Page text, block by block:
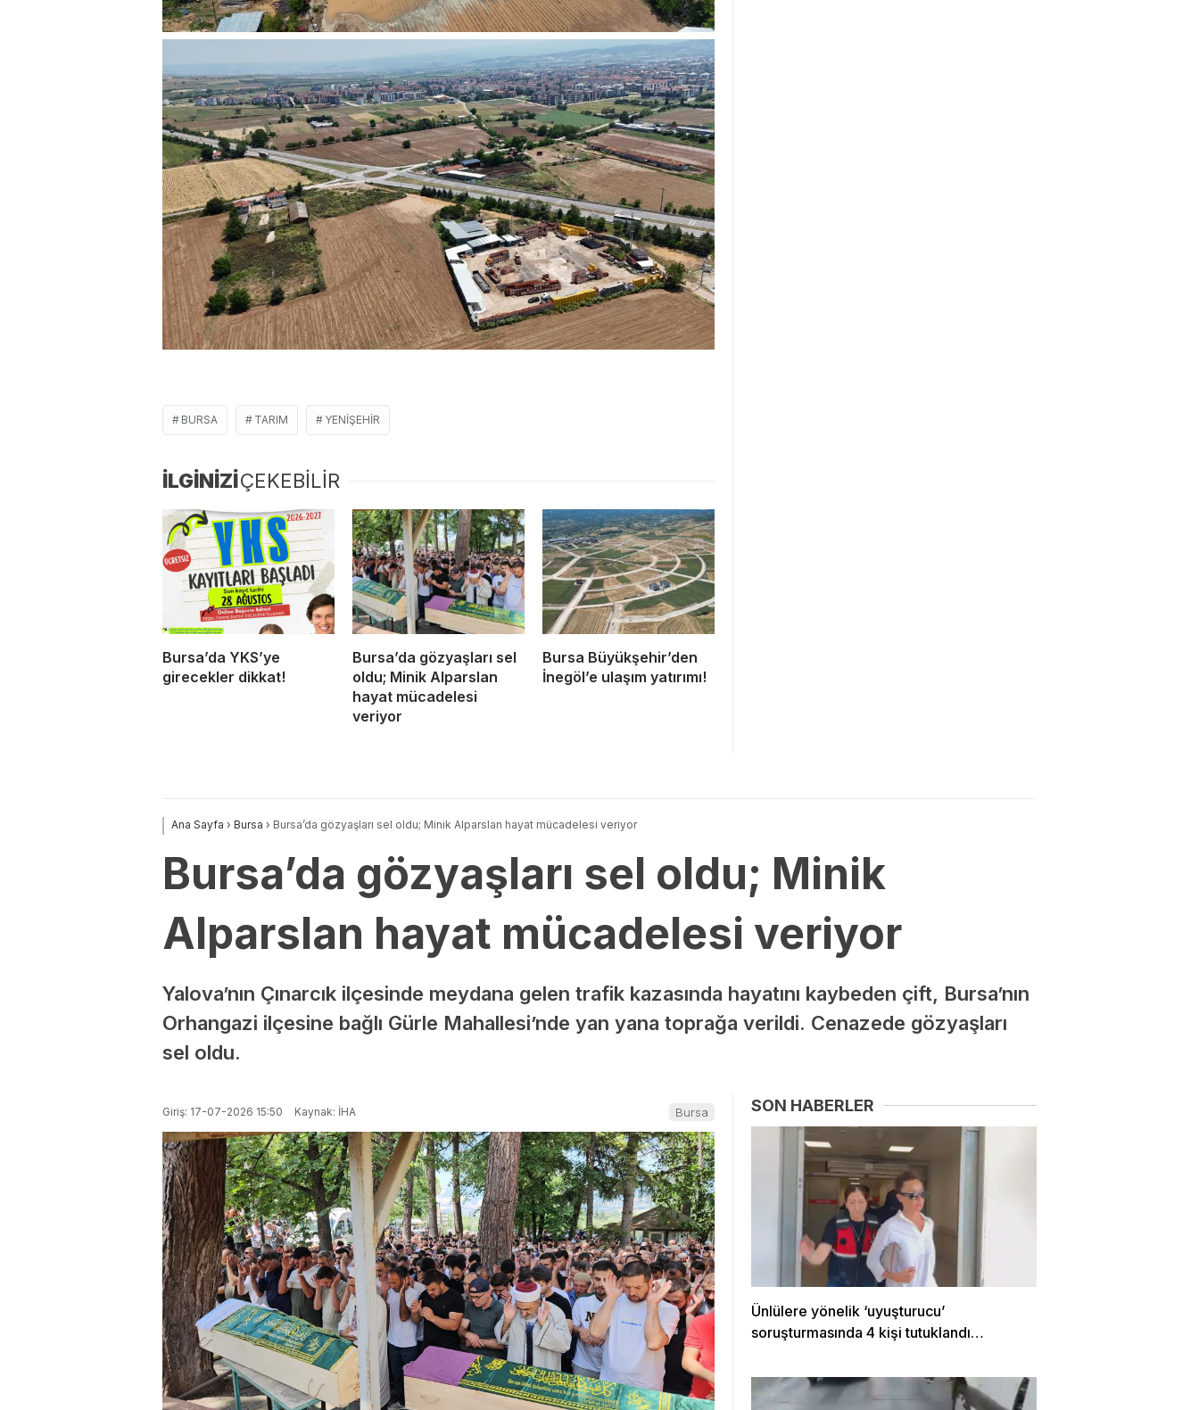
BURSA TARIM YENIŞEHIR
İLGİNİZİÇEKEBİLİR
Bursa’da YKS’ye
girecekler dikkat!
Bursa’da gözyaşları sel
oldu; Minik Alparslan
hayat mücadelesi
veriyor
Bursa Büyükşehir’den
İnegöl’e ulaşım yatırımı!
Ana Sayfa › Bursa › Bursa’da gözyaşları sel oldu; Minik Alparslan hayat mücadelesi veriyor
Bursa’da gözyaşları sel oldu; Minik
Alparslan hayat mücadelesi veriyor
Yalova’nın Çınarcık ilçesinde meydana gelen trafik kazasında hayatını kaybeden çift, Bursa’nın
Orhangazi ilçesine bağlı Gürle Mahallesi’nde yan yana toprağa verildi. Cenazede gözyaşları
sel oldu.
Giriş: 17-07-2026 15:50 Kaynak: İHA Bursa SON HABERLER
Ünlülere yönelik ‘uyuşturucu’
soruşturmasında 4 kişi tutuklandı…